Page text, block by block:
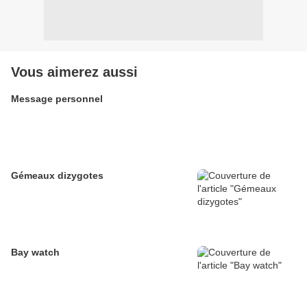
Vous aimerez aussi
Message personnel
Gémeaux dizygotes
Bay watch